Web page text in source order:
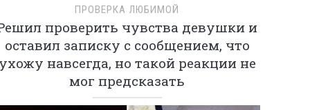
ПРОВЕРКА ЛЮБИМОЙ
проверить чувства девушки и
оставил записку с сообщением, что
навсегда, но такой реакции не
мог предсказать